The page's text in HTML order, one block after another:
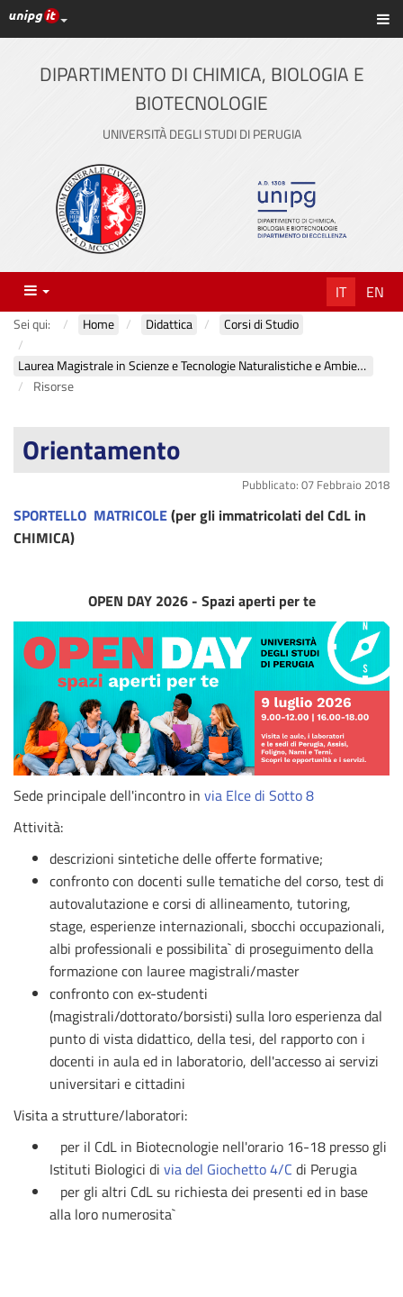
Vai
al
contenuto
principale
Link ai principali servizi web di Ateneo
DIPARTIMENTO DI CHIMICA, BIOLOGIA E
BIOTECNOLOGIE
UNIVERSITÀ DEGLI STUDI DI PERUGIA
Menu IT EN
Sei qui: Home Didattica Corsi di Studio
Laurea Magistrale in Scienze e Tecnologie Naturalistiche e Ambientali
Risorse
Orientamento
Pubblicato: 07 Febbraio 2018
SPORTELLO MATRICOLE(per gli immatricolati del CdL in
CHIMICA)
OPEN DAY 2026 - Spazi aperti per te
Sede principale dell'incontro in via Elce di Sotto 8
Attività:
descrizioni sintetiche delle offerte formative;
confronto con docenti sulle tematiche del corso, test di
autovalutazione e corsi di allineamento, tutoring,
stage, esperienze internazionali, sbocchi occupazionali,
albi professionali e possibilita` di proseguimento della
formazione con lauree magistrali/master
confronto con ex-studenti
(magistrali/dottorato/borsisti) sulla loro esperienza dal
punto di vista didattico, della tesi, del rapporto con i
docenti in aula ed in laboratorio, dell'accesso ai servizi
universitari e cittadini
Visita a strutture/laboratori:
per il CdL in Biotecnologie nell'orario 16-18 presso gli
Istituti Biologici di via del Giochetto 4/C di Perugia
per gli altri CdL su richiesta dei presenti ed in base
alla loro numerosita`